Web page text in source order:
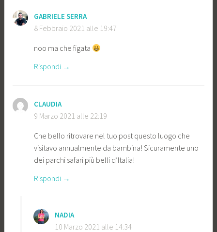
GABRIELE SERRA
8 Febbraio 2021 alle 19:47
noo ma che figata
Rispondi
CLAUDIA
9 Marzo 2021 alle 22:19
Che bello ritrovare nel tuo post questo luogo che
visitavo annualmente da bambina! Sicuramente uno
dei parchi safari più belli d’Italia!
Rispondi
NADIA
10 Marzo 2021 alle 14:34